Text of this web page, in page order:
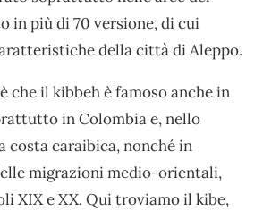
in più di 70 versione, di cui
della città di Aleppo.
che il kibbeh è famoso anche in
in Colombia e, nello
costa caraibica, nonché in
migrazioni medio-orientali,
XIX e XX. Qui troviamo il kibe,